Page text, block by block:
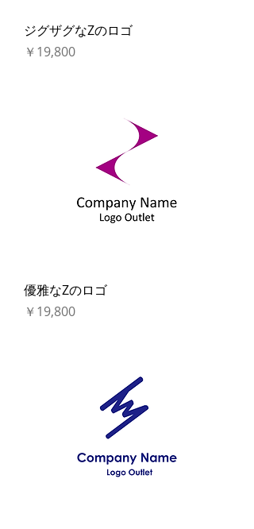
ジグザグなZのロゴ
価格
￥19,800
優雅なZのロゴ
価格
￥19,800